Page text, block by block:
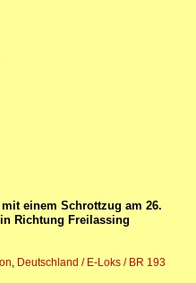
einem Schrottzug am 26.
Richtung Freilassing
, Deutschland / E-Loks / BR 193